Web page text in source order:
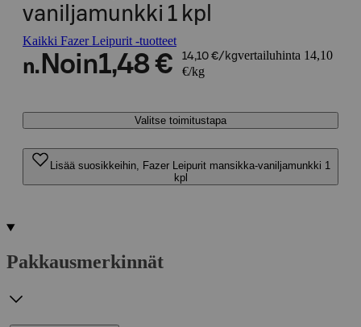
vaniljamunkki 1 kpl
Kaikki Fazer Leipurit -tuotteet
n. Noin1,48 € 14,10 €/kgvertailuhinta 14,10
€/kg
Valitse toimitustapa
Lisää suosikkeihin, Fazer Leipurit mansikka-vaniljamunkki 1
kpl
Pakkausmerkinnät